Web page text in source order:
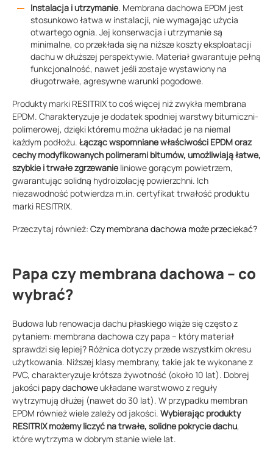
Instalacja i utrzymanie. Membrana dachowa EPDM jest
stosunkowo łatwa w instalacji, nie wymagając użycia
otwartego ognia. Jej konserwacja i utrzymanie są
minimalne, co przekłada się na niższe koszty eksploatacji
dachu w dłuższej perspektywie. Materiał gwarantuje pełną
funkcjonalność, nawet jeśli zostaje wystawiony na
długotrwałe, agresywne warunki pogodowe.
Produkty marki RESITRIX to coś więcej niż zwykła membrana
EPDM. Charakteryzuje je dodatek spodniej warstwy bitumiczni-
polimerowej, dzięki któremu można układać je na niemal
każdym podłożu. Łącząc wspomniane właściwości EPDM oraz
cechy modyfikowanych polimerami bitumów, umożliwiają łatwe,
szybkie i trwałe zgrzewanie liniowe gorącym powietrzem,
gwarantując solidną hydroizolację powierzchni. Ich
niezawodność potwierdza m.in. certyfikat trwałość produktu
marki RESITRIX.
Przeczytaj również: Czy membrana dachowa może przeciekać?
Papa czy membrana dachowa – co
wybrać?
Budowa lub renowacja dachu płaskiego wiąże się często z
pytaniem: membrana dachowa czy papa – który materiał
sprawdzi się lepiej? Różnica dotyczy przede wszystkim okresu
użytkowania. Niższej klasy membrany, takie jak te wykonane z
PVC, charakteryzuje krótsza żywotność (około 10 lat). Dobrej
jakości papy dachoweukładane warstwowo z reguły
wytrzymują dłużej (nawet do 30 lat). W przypadku membran
EPDM również wiele zależy od jakości. Wybierając produkty
RESITRIX możemy liczyć na trwałe, solidne pokrycie dachu,
które wytrzyma w dobrym stanie wiele lat.